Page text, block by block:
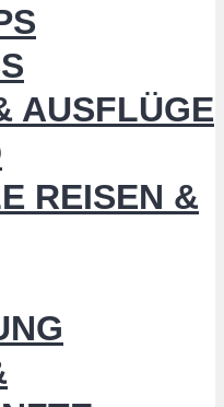
AUSFLÜGE
REISEN &